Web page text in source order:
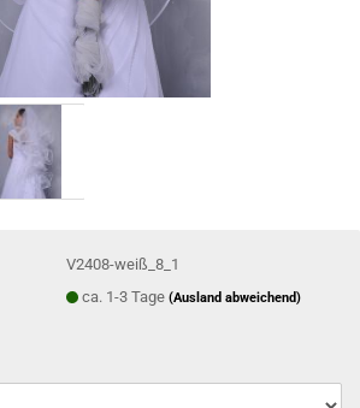
V2408-weiß_8_1
ca. 1-3 Tage(Ausland abweichend)